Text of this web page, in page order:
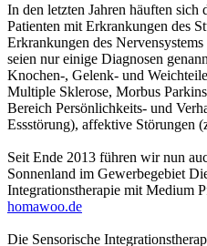
In den letzten Jahren häuften sich
Patienten mit Erkrankungen des
Erkrankungen des
seien nur einige Diagnosen
Knochen-, Gelenk- und
Multiple Sklerose, Morbus
Bereich Persönlichkeits- und
Essstörung), affektive Störungen
Seit Ende 2013 führen wir nun
Sonnenland im Gewerbegebiet
Integrationstherapie mit Medium
homawoo.de
Die Sensorische